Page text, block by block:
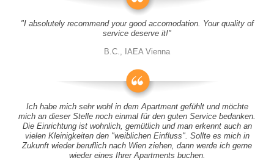
"I absolutely recommend your good accomodation. Your quality of
service deserve it!"
B.C., IAEA Vienna
Ich habe mich sehr wohl in dem Apartment gefühlt und möchte
mich an dieser Stelle noch einmal für den guten Service bedanken.
Die Einrichtung ist wohnlich, gemütlich und man erkennt auch an
vielen Kleinigkeiten den "weiblichen Einfluss". Sollte es mich in
Zukunft wieder beruflich nach Wien ziehen, dann werde ich gerne
wieder eines Ihrer Apartments buchen.